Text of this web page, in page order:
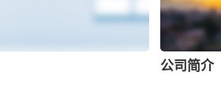
公司简介